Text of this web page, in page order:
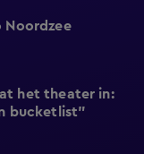
Noordzee
het theater in:
bucketlist"